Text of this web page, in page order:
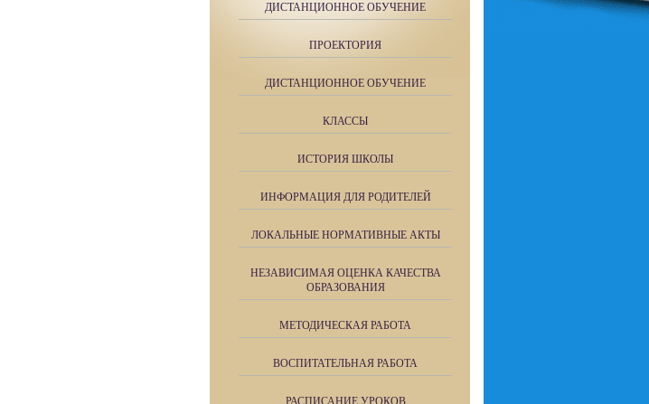
ДИСТАНЦИОННОЕ ОБУЧЕНИЕ
ПРОЕКТОРИЯ
ДИСТАНЦИОННОЕ ОБУЧЕНИЕ
КЛАССЫ
ИСТОРИЯ ШКОЛЫ
ИНФОРМАЦИЯ ДЛЯ РОДИТЕЛЕЙ
ЛОКАЛЬНЫЕ НОРМАТИВНЫЕ АКТЫ
НЕЗАВИСИМАЯ ОЦЕНКА КАЧЕСТВА
ОБРАЗОВАНИЯ
МЕТОДИЧЕСКАЯ РАБОТА
ВОСПИТАТЕЛЬНАЯ РАБОТА
РАСПИСАНИЕ УРОКОВ